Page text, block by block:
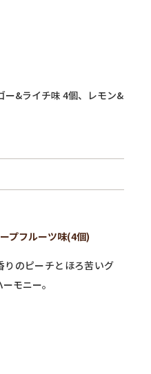
ー&ライチ味 4個、レモン&
プフルーツ味(4個)
りのピーチとほろ苦いグ
モニー。